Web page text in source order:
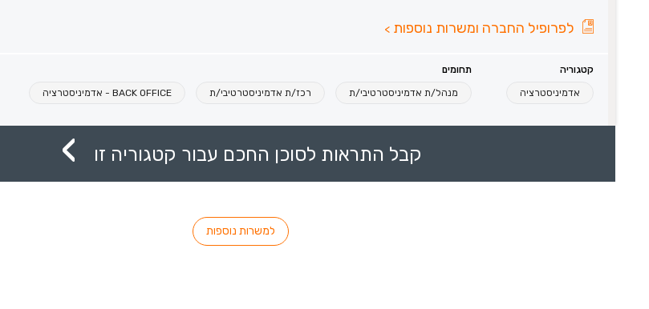
לפרופיל החברה ומשרות נוספות >
קטגוריה תחומים
אדמיניסטרציה מנהל/ת אדמיניסטרטיבי/ת רכז/ת אדמיניסטרטיבי/ת BACK OFFICE - אדמיניסטרציה
קבל התראות לסוכן החכם עבור קטגוריה זו
למשרות נוספות